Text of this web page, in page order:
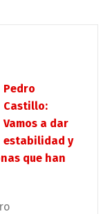
Pedro
Castillo:
Vamos a dar
estabilidad y
que han